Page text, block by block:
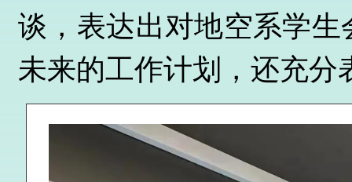
谈，表达出对地空系学
未来的工作计划，还充